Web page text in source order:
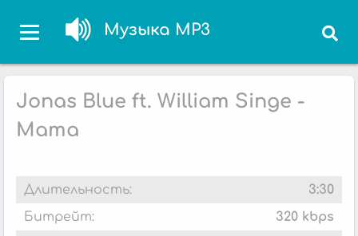
Музыка MP3
Jonas Blue ft. William Singe -
Mama
Длительность:
3:30
Битрейт:
320 kbps